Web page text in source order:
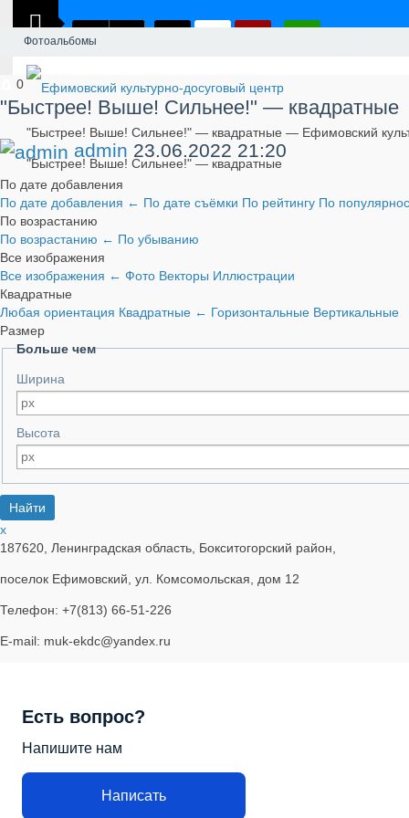
"Быстрее! Выше! Сильнее!" — квадратные — Ефимовский
"Быстрее! Выше! Сильнее!" — квадратные
Фотоальбомы
0
"Быстрее! Выше! Сильнее!" — квадратные
admin 23.06.2022 21:20
По дате добавления
По дате добавления ← По дате съёмки По рейтингу По
По возрастанию
По возрастанию ← По убыванию
Все изображения
Все изображения ← Фото Векторы Иллюстрации
Квадратные
Любая ориентация Квадратные ← Горизонтальные Вертикальные
Размер
Больше чем
Ширина
Высота
x
187620, Ленинградская область, Бокситогорский район,
поселок Ефимовский, ул. Комсомольская, дом 12
Телефон: +7(813) 66-51-226
E-mail: muk-ekdc@yandex.ru
Есть вопрос?
Напишите нам
Написать